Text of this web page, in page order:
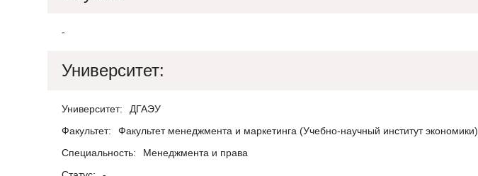
-
Университет:
Университет:
ДГАЭУ
Факультет:
Факультет менеджмента и маркетинга (Учебно-научный институт экономики)
Специальность:
Менеджмента и права